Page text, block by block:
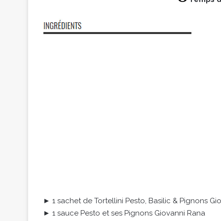
► 1 sachet de Tortellini Pesto, Basilic & Pignons
► 1 sauce Pesto et ses Pignons Giovanni Rana